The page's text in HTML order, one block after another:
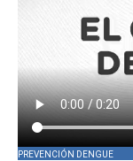
PREVENCIÓN DENGUE